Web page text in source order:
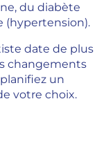
du diabète
(hypertension).
date de plus
changements
un
votre choix.